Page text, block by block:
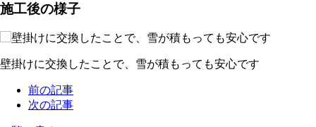
施工後の様子
壁掛けに交換したことで、雪が積もっても安心です
前の記事
次の記事